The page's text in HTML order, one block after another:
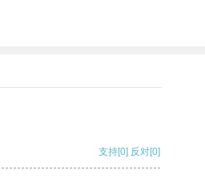
支持[0] 反对[0]